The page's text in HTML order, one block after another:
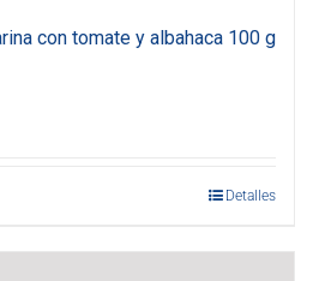
con tomate y albahaca 100 g
Detalles